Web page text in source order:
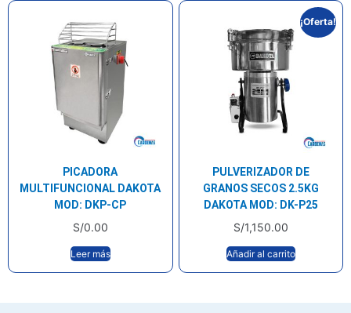
PICADORA
MULTIFUNCIONAL DAKOTA
MOD: DKP-CP
S/0.00
Leer más
¡Oferta!
PULVERIZADOR DE
GRANOS SECOS 2.5KG
DAKOTA MOD: DK-P25
S/1,150.00
Añadir al carrito